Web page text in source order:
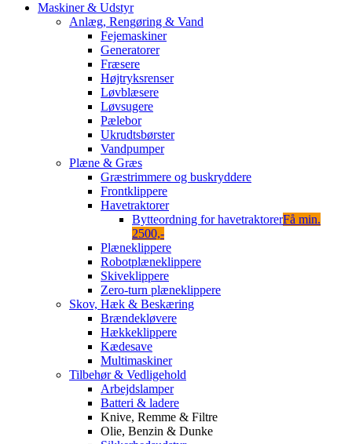
Maskiner & Udstyr
Anlæg, Rengøring & Vand
Fejemaskiner
Generatorer
Fræsere
Højtryksrenser
Løvblæsere
Løvsugere
Pælebor
Ukrudtsbørster
Vandpumper
Plæne & Græs
Græstrimmere og buskryddere
Frontklippere
Havetraktorer
Bytteordning for havetraktorerFå min.
2500,-
Plæneklippere
Robotplæneklippere
Skiveklippere
Zero-turn plæneklippere
Skov, Hæk & Beskæring
Brændekløvere
Hækkeklippere
Kædesave
Multimaskiner
Tilbehør & Vedligehold
Arbejdslamper
Batteri & ladere
Knive, Remme & Filtre
Olie, Benzin & Dunke